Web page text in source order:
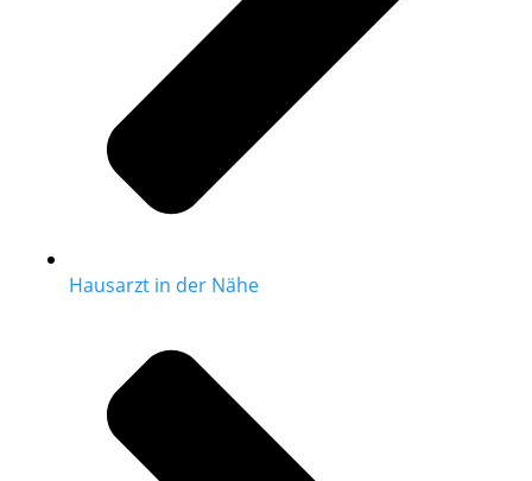
Hausarzt in der Nähe